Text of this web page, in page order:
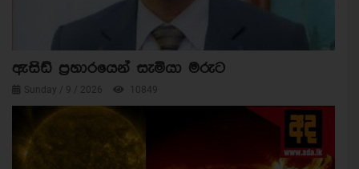
ඇසිඩ් ප්‍රහාරයෙන් සැමියා මරුට
Sunday / 9 / 2026 10849